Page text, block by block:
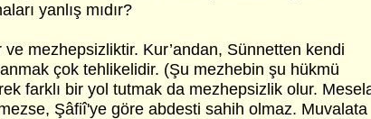
yanlış mıdır?
ve mezhepsizliktir. Kur’andan, Sünnetten kendi
çok tehlikelidir. (Şu mezhebin şu hükmü
farklı bir yol tutmak da mezhepsizlik olur.
Şâfiî'ye göre abdesti sahih olmaz. Muvalata